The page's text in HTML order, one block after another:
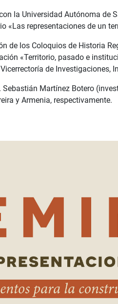
la Universidad Autónoma
«Las representaciones de un
de los Coloquios de Historia
«Territorio, pasado e
de Investigaciones,
Martínez Botero
y Armenia, respectivamente.